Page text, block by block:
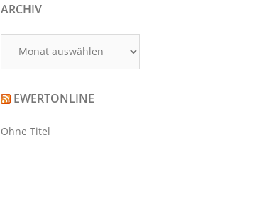
ARCHIV
EWERTONLINE
Ohne Titel